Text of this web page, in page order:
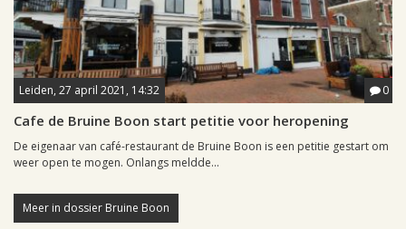
Leiden, 27 april 2021, 14:32 0
Cafe de Bruine Boon start petitie voor heropening
De eigenaar van café-restaurant de Bruine Boon is een petitie gestart om
weer open te mogen. Onlangs meldde...
Meer in dossier Bruine Boon